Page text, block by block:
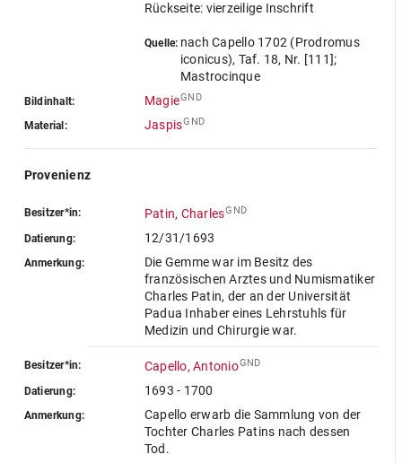
Rückseite: vierzeilige Inschrift
Quelle: nach Capello 1702 (Prodromus
iconicus), Taf. 18, Nr. [111];
Mastrocinque
Bildinhalt: MagieGND
Material: JaspisGND
Provenienz
Besitzer*in: Patin, CharlesGND
Datierung: 12/31/1693
Anmerkung:
Die Gemme war im Besitz des
französischen Arztes und Numismatiker
Charles Patin, der an der Universität
Padua Inhaber eines Lehrstuhls für
Medizin und Chirurgie war.
Besitzer*in: Capello, AntonioGND
Datierung: 1693 - 1700
Anmerkung:
Capello erwarb die Sammlung von der
Tochter Charles Patins nach dessen
Tod.